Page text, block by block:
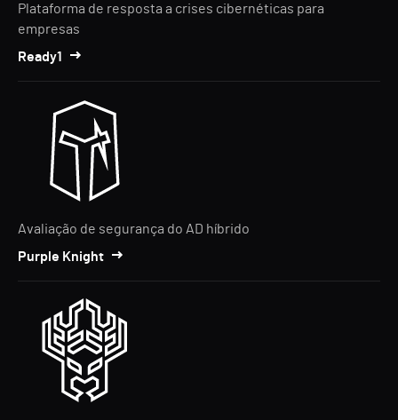
Plataforma de resposta a crises cibernéticas para
empresas
Ready1
Avaliação de segurança do AD híbrido
Purple Knight